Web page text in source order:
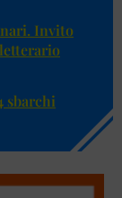
Invito
sbarchi